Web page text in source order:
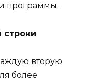
программы.
вторую
более